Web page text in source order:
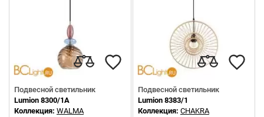
Подвесной светильник
Lumion 8300/1A
Коллекция: WALMA
Подвесной светильник
Lumion 8383/1
Коллекция: CHAKRA